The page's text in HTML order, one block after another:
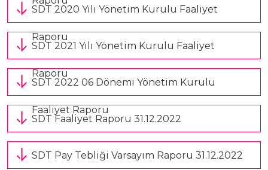
Üretim Programları
Şirket Bilgileri
Özel Durum Açıklamaları
Raporlar
Finansal Bilgiler
Kariyer
Bize Ulaşın
SDT 2020 Yılı Yönetim Kurulu Faaliyet
Raporu
SDT 2021 Yılı Yönetim Kurulu Faaliyet
Raporu
SDT 2022 06 Dönemi Yönetim Kurulu
Faaliyet Raporu
SDT Faaliyet Raporu 31.12.2022
SDT Pay Tebliği Varsayım Raporu 31.12.2022